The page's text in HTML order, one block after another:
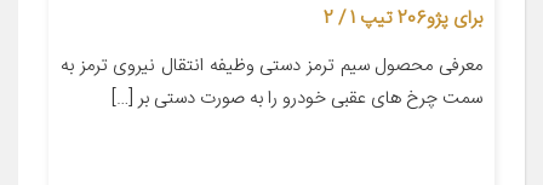
برای پژو206 تیپ 1 / 2
معرفی محصول سیم ترمز دستی وظیفه انتقال نیروی ترمز به
سمت چرخ های عقبی خودرو را به صورت دستی بر […]